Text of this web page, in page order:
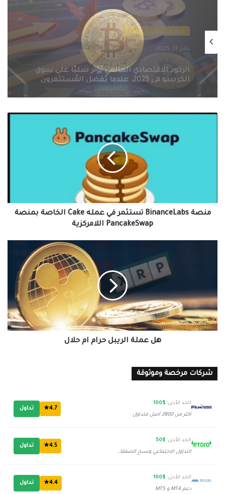
اخبار العملات الرقمية
يناير 13, 2025
التنظيمات الحكومية الصارمة تُطيح بسوق
الكريبتو في 2025: سيف ذو حدين على
مستقبل العملات الرقمية
‏‎منصة
‎PancakeSwap
اللامركزية
‏‎منصة BinanceLabs تستثمر في عمله Cake الخاصة بمنصة
‎PancakeSwap اللامركزية
حلال
هل عملة الريبل حرام ام حلال
شركات مرخصة وموثوقة
الحد الأدنى: $100
أكثر من 2800 أصل متداول
4.7★ تداول
الحد الأدنى: $50
التداول الاجتماعي ونسخ الصفقات
4.5★ تداول
الحد الأدنى: $100
دعم MT4 و MT5
4.4★ تداول